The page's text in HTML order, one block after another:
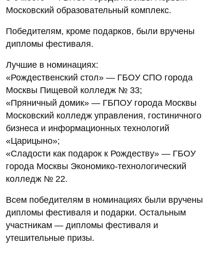
Московский образовательный комплекс.
Победителям, кроме подарков, были вручены
дипломы фестиваля.
Лучшие в номинациях:
«Рождественский стол» — ГБОУ СПО города
Москвы Пищевой колледж № 33;
«Пряничный домик» — ГБПОУ города Москвы
Московский колледж управления, гостиничного
бизнеса и информационных технологий
«Царицыно»;
«Сладости как подарок к Рождеству» — ГБОУ
города Москвы Экономико-технологический
колледж № 22.
Всем победителям в номинациях были вручены
дипломы фестиваля и подарки. Остальным
участникам — дипломы фестиваля и
утешительные призы.